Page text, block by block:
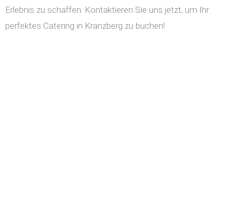
Erlebnis zu schaffen. Kontaktieren Sie uns jetzt, um Ihr
perfektes Catering in Kranzberg zu buchen!